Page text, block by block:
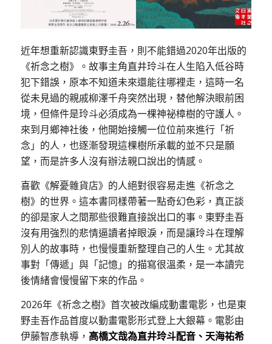
近年想重新認識東野圭吾，則不能錯過2020年出版的
《祈念之樹》。故事主角直井玲斗在人生陷入低谷時
犯下錯誤，原本不知道未來還能往哪裡走，這時一名
從未見過的親戚柳澤千舟突然出現，替他解決眼前困
境，但條件是玲斗必須成為一棵神祕樟樹的守護人。
來到月鄉神社後，他開始接觸一位位前來進行「祈
念」的人，也逐漸發現這棵樹所承載的並不只是願
望，而是許多人沒有辦法親口說出的情感。
喜歡《解憂雜貨店》的人絕對很容易走進《祈念之
樹》的世界。這本書同樣帶著一點奇幻色彩，真正談
的卻是家人之間那些很難直接說出口的事。東野圭吾
沒有用強烈的悲情逼讀者掉眼淚，而是讓玲斗在理解
別人的故事時，也慢慢重新整理自己的人生。尤其故
事對「傳遞」與「記憶」的描寫很溫柔，是一本讀完
後情緒會慢慢留下來的作品。
2026年《祈念之樹》首次被改編成動畫電影，也是東
野圭吾作品首度以動畫電影形式登上大銀幕。電影由
伊藤智彥執導， 高橋文哉為直井玲斗配音、天海祐希